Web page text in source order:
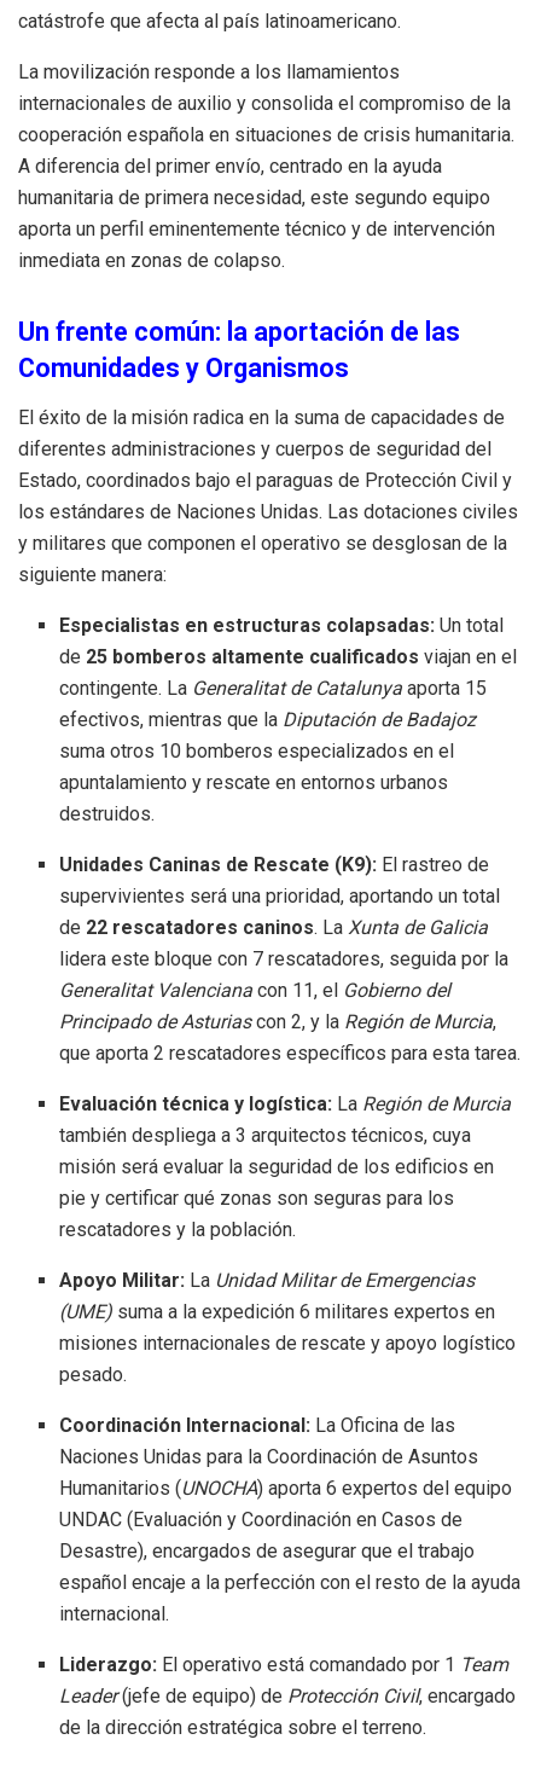
catástrofe que afecta al país latinoamericano.
La movilización responde a los llamamientos
internacionales de auxilio y consolida el compromiso de la
cooperación española en situaciones de crisis humanitaria.
A diferencia del primer envío, centrado en la ayuda
humanitaria de primera necesidad, este segundo equipo
aporta un perfil eminentemente técnico y de intervención
inmediata en zonas de colapso.
Un frente común: la aportación de las
Comunidades y Organismos
El éxito de la misión radica en la suma de capacidades de
diferentes administraciones y cuerpos de seguridad del
Estado, coordinados bajo el paraguas de Protección Civil y
los estándares de Naciones Unidas. Las dotaciones civiles
y militares que componen el operativo se desglosan de la
siguiente manera:
Especialistas en estructuras colapsadas: Un total
de 25 bomberos altamente cualificados viajan en el
contingente. La Generalitat de Catalunya aporta 15
efectivos, mientras que la Diputación de Badajoz
suma otros 10 bomberos especializados en el
apuntalamiento y rescate en entornos urbanos
destruidos.
Unidades Caninas de Rescate (K9): El rastreo de
supervivientes será una prioridad, aportando un total
de 22 rescatadores caninos. La Xunta de Galicia
lidera este bloque con 7 rescatadores, seguida por la
Generalitat Valenciana con 11, el Gobierno del
Principado de Asturiascon 2, y la Región de Murcia,
que aporta 2 rescatadores específicos para esta tarea.
Evaluación técnica y logística: La Región de Murcia
también despliega a 3 arquitectos técnicos, cuya
misión será evaluar la seguridad de los edificios en
pie y certificar qué zonas son seguras para los
rescatadores y la población.
Apoyo Militar: La Unidad Militar de Emergencias
(UME) suma a la expedición 6 militares expertos en
misiones internacionales de rescate y apoyo logístico
pesado.
Coordinación Internacional: La Oficina de las
Naciones Unidas para la Coordinación de Asuntos
Humanitarios (UNOCHA) aporta 6 expertos del equipo
UNDAC (Evaluación y Coordinación en Casos de
Desastre), encargados de asegurar que el trabajo
español encaje a la perfección con el resto de la ayuda
internacional.
Liderazgo: El operativo está comandado por 1 Team
Leader(jefe de equipo) de Protección Civil, encargado
de la dirección estratégica sobre el terreno.